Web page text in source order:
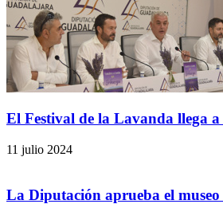
El Festival de la Lavanda llega a
11 julio 2024
La Diputación aprueba el